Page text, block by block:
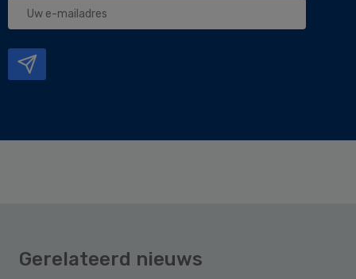
Gerelateerd nieuws